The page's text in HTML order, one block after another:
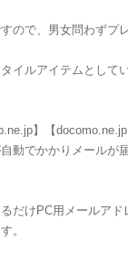
ので、男女問わずプ
イルアイテムとして
】【
動でかかりメールが
だけPC用メールアド
。